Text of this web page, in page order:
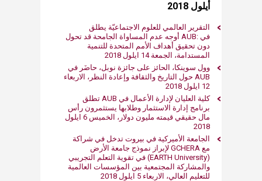
أيلول​ 2018
التقرير العالمي للعلوم الاجتماعيّة يطلق
في :AUB أوجه عدم المساواة الجامحة قد تحول
دون تحقيق أهداف الأمم المتحدة للتنمية
المستدامة، الجمعة 14 ايلول 2018​
وول سوينكا، الحائز على جائزة نوبل، حاضَر في
AUB حول التاريخ والثقافة وإعادة النظر، الاربعاء
12 ايلول 2018
كلية العليان لإدارة الأعمال في AUB تطلق
برنامج إدارة الاستثمار وطلابها يستثمرون رأس
مال حقيقي قيمته مليون دولار، الخميس 6 ايلول
2018​
الجامعة الأميركية في بيروت تدخل في شراكة
مع GCHERA لإبراز نموذج جامعة الأرض
(EARTH University) في تقوية التعلم التجريبي
والمشاركة المجتمعية بين المؤسسات العالمية
للتعليم العالي، الاربعاء 5 ايلول 2018​